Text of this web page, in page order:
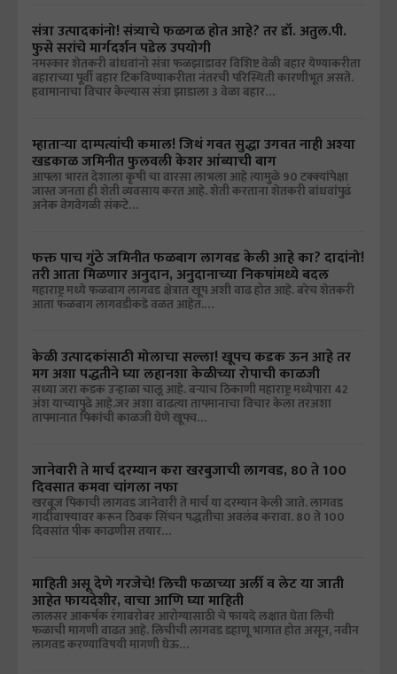
संत्रा उत्पादकांनो! संत्र्याचे फळगळ होत आहे? तर डॉ. अतुल.पी.
फुसे सरांचे मार्गदर्शन पडेल उपयोगी
नमस्कार शेतकरी बांधवांनो संत्रा फळझाडावर विशिष्ट वेळी बहार येण्याकरीता
बहाराच्या पूर्वी बहार टिकविण्याकरीता नंतरची परिस्थिती कारणीभूत असते.
हवामानाचा विचार केल्यास संत्रा झाडाला 3 वेळा बहार…
म्हाताऱ्या दाम्पत्यांची कमाल! जिथं गवत सुद्धा उगवत नाही अश्या
खडकाळ जमिनीत फुलवली केशर आंब्याची बाग
आपला भारत देशाला कृषी चा वारसा लाभला आहे त्यामुळे 90 टक्क्यांपेक्षा
जास्त जनता ही शेती व्यवसाय करत आहे. शेती करताना शेतकरी बांधवांपुढं
अनेक वेगवेगळी संकटे…
फक्त पाच गुंठे जमिनीत फळबाग लागवड केली आहे का? दादांनो!
तरी आता मिळणार अनुदान, अनुदानाच्या निकषांमध्ये बदल
महाराष्ट्र मध्ये फळबाग लागवड क्षेत्रात खूप अशी वाढ होत आहे. बरेच शेतकरी
आता फळबाग लागवडीकडे वळत आहेत.…
केळी उत्पादकांसाठी मोलाचा सल्ला! खूपच कडक ऊन आहे तर
मग अशा पद्धतीने घ्या लहानशा केळीच्या रोपाची काळजी
सध्या जरा कडक उन्हाळा चालू आहे. बऱ्याच ठिकाणी महाराष्ट्र मध्येपारा 42
अंश याच्यापुढे आहे.जर अशा वाढत्या तापमानाचा विचार केला तरअशा
तापमानात पिकांची काळजी घेणे खूपच…
जानेवारी ते मार्च दरम्यान करा खरबुजाची लागवड, 80 ते 100
दिवसात कमवा चांगला नफा
खरबूज पिकाची लागवड जानेवारी ते मार्च या दरम्यान केली जाते. लागवड
गादीवाफ्यावर करून ठिबक सिंचन पद्धतीचा अवलंब करावा. 80 ते 100
दिवसांत पीक काढणीस तयार…
माहिती असू देणे गरजेचे! लिची फळाच्या अर्ली व लेट या जाती
आहेत फायदेशीर, वाचा आणि घ्या माहिती
लालसर आकर्षक रंगाबरोबर आरोग्यासाठी चे फायदे लक्षात घेता लिची
फळाची मागणी वाढत आहे. लिचीची लागवड डहाणू भागात होत असून, नवीन
लागवड करण्याविषयी मागणी घेऊ…